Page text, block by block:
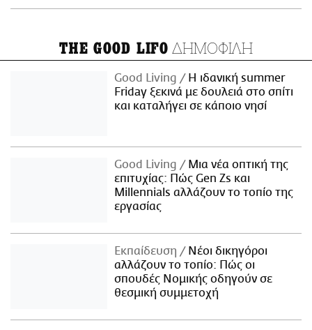
THE GOOD LIFO ΔΗΜΟΦΙΛΗ
Good Living
Η ιδανική summer
Friday ξεκινά με δουλειά στο σπίτι
και καταλήγει σε κάποιο νησί
Good Living
Μια νέα οπτική της
επιτυχίας: Πώς Gen Zs και
Millennials αλλάζουν το τοπίο της
εργασίας
Εκπαίδευση
Νέοι δικηγόροι
αλλάζουν το τοπίο: Πώς οι
σπουδές Νομικής οδηγούν σε
θεσμική συμμετοχή